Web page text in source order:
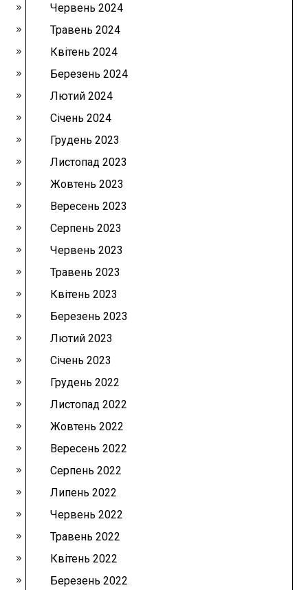
Червень 2024
Травень 2024
Квітень 2024
Березень 2024
Лютий 2024
Січень 2024
Грудень 2023
Листопад 2023
Жовтень 2023
Вересень 2023
Серпень 2023
Червень 2023
Травень 2023
Квітень 2023
Березень 2023
Лютий 2023
Січень 2023
Грудень 2022
Листопад 2022
Жовтень 2022
Вересень 2022
Серпень 2022
Липень 2022
Червень 2022
Травень 2022
Квітень 2022
Березень 2022